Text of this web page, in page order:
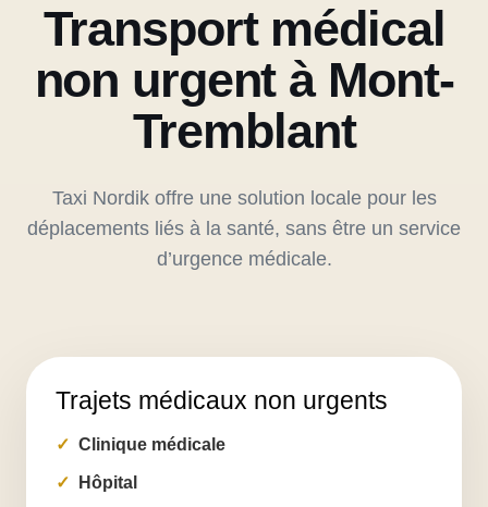
Transport médical
non urgent à Mont-
Tremblant
Taxi Nordik offre une solution locale pour les
déplacements liés à la santé, sans être un service
d’urgence médicale.
Trajets médicaux non urgents
Clinique médicale
Hôpital